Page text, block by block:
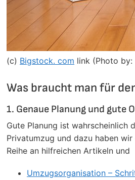
(c) Bigstock. com link (Photo by:
Was braucht man für
1. Genaue Planung und gute
Gute Planung ist wahrscheinlich
Privatumzug und dazu haben
Reihe an hilfreichen Artikeln
Umzugsorganisation –